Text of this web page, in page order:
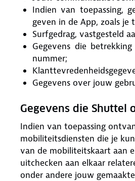
Indien van toepassing,
geven in de App, zoals
Surfgedrag, vastgesteld
Gegevens die
nummer;
Gegevens over jouw
Gegevens die
Indien van toepassing
mobiliteitsdiensten die je
van de mobiliteitskaart aan
uitchecken aan elkaar
onder andere jouw